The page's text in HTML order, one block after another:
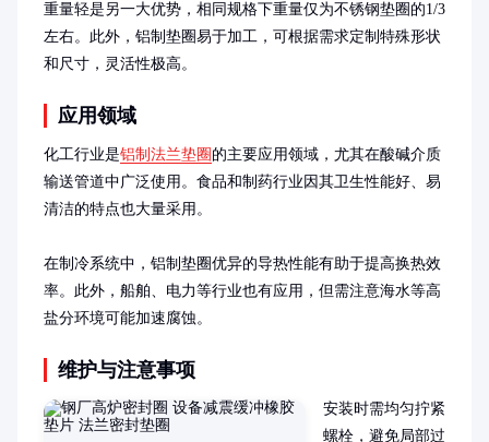
重量轻是另一大优势，相同规格下重量仅为不锈钢垫圈的1/3
左右。此外，铝制垫圈易于加工，可根据需求定制特殊形状
和尺寸，灵活性极高。
应用领域
化工行业是铝制法兰垫圈 的主要应用领域，尤其在酸碱介质
输送管道中广泛使用。食品和制药行业因其卫生性能好、易
清洁的特点也大量采用。
在制冷系统中，铝制垫圈优异的导热性能有助于提高换热效
率。此外，船舶、电力等行业也有应用，但需注意海水等高
盐分环境可能加速腐蚀。
维护与注意事项
安装时需均匀拧紧
螺栓，避免局部过